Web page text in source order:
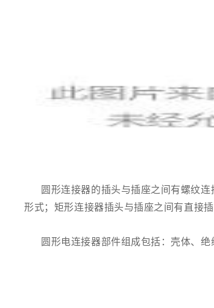
圆形连接器的插头与插座之间有螺纹
形式；矩形连接器插头与插座之间有直接
圆形电连接器部件组成包括：壳体、绝